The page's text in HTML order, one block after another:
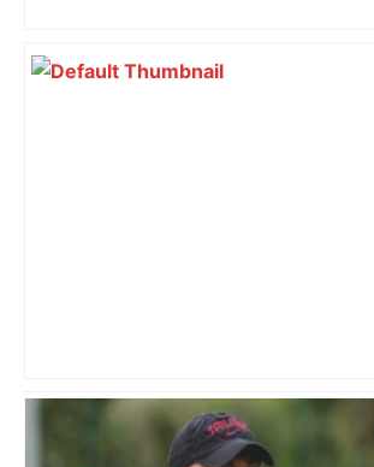
Toulouse. Un incendie se déclare dans
un bâtiment désaffecté : une